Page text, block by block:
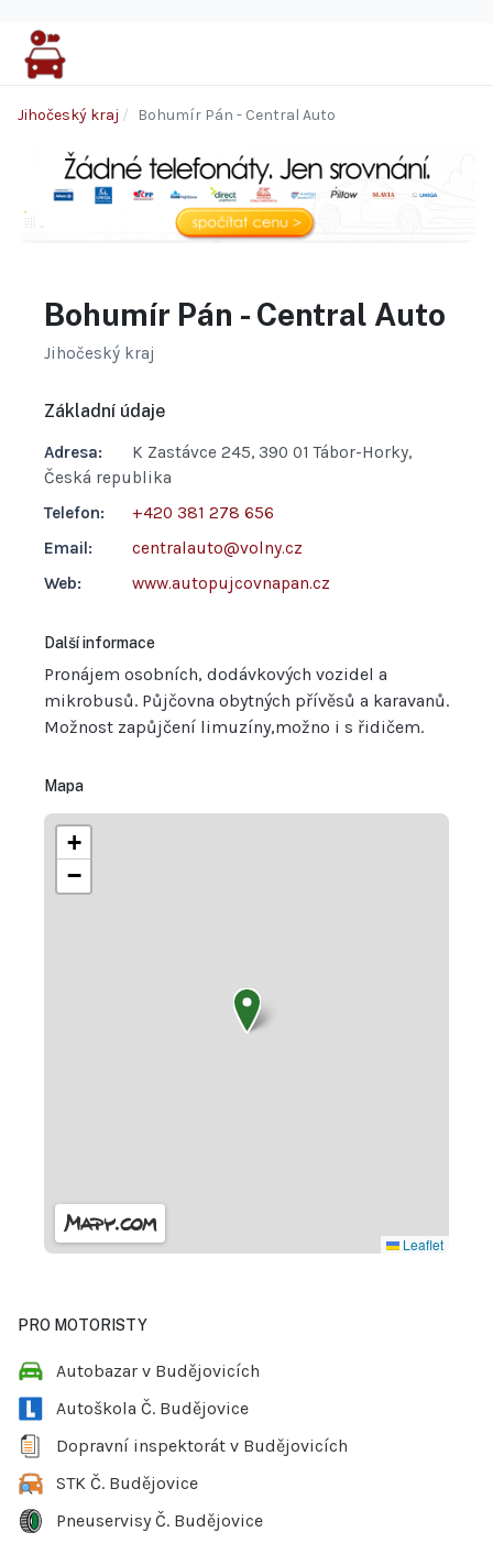
Jihočeský kraj Bohumír Pán - Central Auto
Bohumír Pán - Central Auto
Jihočeský kraj
Základní údaje
Adresa:
K Zastávce 245, 390 01 Tábor-Horky,
Česká republika
Telefon:
+420 381 278 656
Email:
centralauto@volny.cz
Web:
www.autopujcovnapan.cz
Další informace
Pronájem osobních, dodávkových vozidel a
mikrobusů. Půjčovna obytných přívěsů a karavanů.
Možnost zapůjčení limuzíny,možno i s řidičem.
Mapa
+
−
Leaflet
PRO MOTORISTY
Autobazar v Budějovicích
Autoškola Č. Budějovice
Dopravní inspektorát v Budějovicích
STK Č. Budějovice
Pneuservisy Č. Budějovice